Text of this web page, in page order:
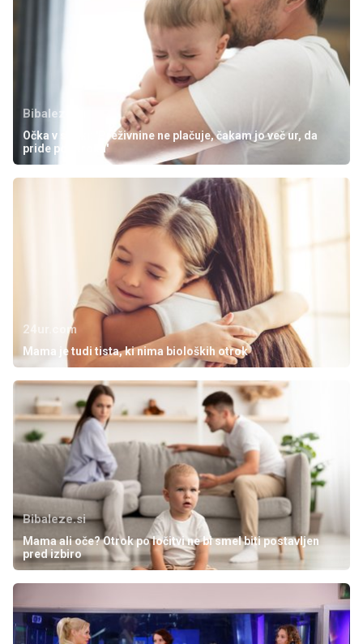
Bibaleze.si
Očka v stiski: 'Preživnine ne plačuje, čakam jo več ur, da
pride po otroka'
24ur.com
Mama je tudi tista, ki nima bioloških otrok
Bibaleze.si
Mama ali oče? Otrok po ločitvi ne bi smel biti postavljen
pred izbiro